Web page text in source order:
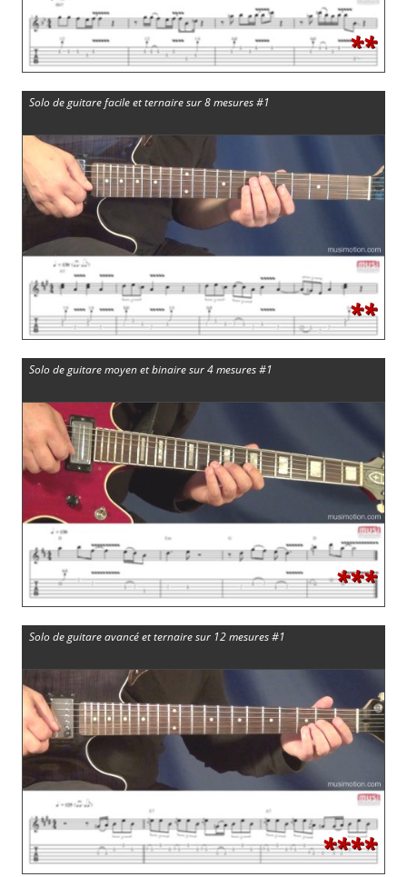
**
Solo de guitare facile et ternaire sur 8 mesures #1
**
Solo de guitare moyen et binaire sur 4 mesures #1
***
Solo de guitare avancé et ternaire sur 12 mesures #1
****